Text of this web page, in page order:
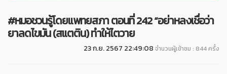
#หมอชวนรู้โดยแพทยสภา ตอนที่ 242 “อย่าหลงเชื่อว่า
ยาลดไขมัน (สแตติน) ทำให้ไตวาย
23 ก.ย. 2567 22:49:08 จำนวนผู้เข้าชม : 844 ครั้ง